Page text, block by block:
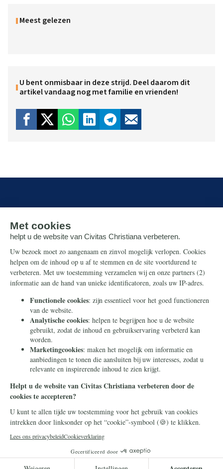
Meest gelezen
U bent onmisbaar in deze strijd. Deel daarom dit
artikel vandaag nog met familie en vrienden!
Over ons
Wie zijn wij?
Hugo Bos
ANBI
Contact
© 2026 Stichting Civitas Christiana
Cookieverklaring
Privacy